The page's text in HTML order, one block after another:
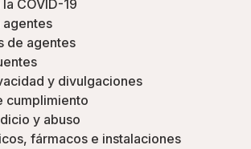
COVID-19
agentes
de agentes
y divulgaciones
cumplimiento
y abuso
fármacos e instalaciones